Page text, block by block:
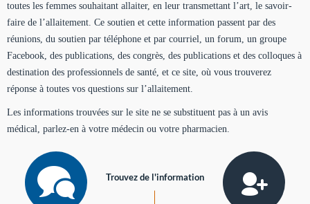
toutes les femmes souhaitant allaiter, en leur transmettant l’art, le savoir-
faire de l’allaitement. Ce soutien et cette information passent par des
réunions, du soutien par téléphone et par courriel, un forum, un groupe
Facebook, des publications, des congrès, des publications et des colloques à
destination des professionnels de santé, et ce site, où vous trouverez
réponse à toutes vos questions sur l’allaitement.
Les informations trouvées sur le site ne se substituent pas à un avis
médical, parlez-en à votre médecin ou votre pharmacien.
Trouvez de l'information